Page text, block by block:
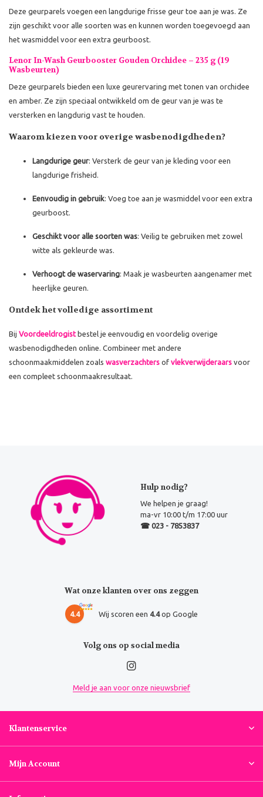
Deze geurparels voegen een langdurige frisse geur toe aan je was. Ze
zijn geschikt voor alle soorten was en kunnen worden toegevoegd aan
het wasmiddel voor een extra geurboost.
Lenor In-Wash Geurbooster Gouden Orchidee – 235 g (19
Wasbeurten)
Deze geurparels bieden een luxe geurervaring met tonen van orchidee
en amber. Ze zijn speciaal ontwikkeld om de geur van je was te
versterken en langdurig vast te houden.
Waarom kiezen voor overige wasbenodigdheden?
Langdurige geur: Versterk de geur van je kleding voor een
langdurige frisheid.
Eenvoudig in gebruik: Voeg toe aan je wasmiddel voor een extra
geurboost.
Geschikt voor alle soorten was: Veilig te gebruiken met zowel
witte als gekleurde was.
Verhoogt de waservaring: Maak je wasbeurten aangenamer met
heerlijke geuren.
Ontdek het volledige assortiment
Bij Voordeeldrogistbestel je eenvoudig en voordelig overige
wasbenodigdheden online. Combineer met andere
schoonmaakmiddelen zoals wasverzachters of vlekverwijderaars voor
een compleet schoonmaakresultaat.
Hulp nodig?
We helpen je graag!
ma-vr 10:00 t/m 17:00 uur
☎ 023 - 7853837
Wat onze klanten over ons zeggen
4.4 Wij scoren een 4.4op Google
Volg ons op social media
Meld je aan voor onze nieuwsbrief
Klantenservice
Mijn Account